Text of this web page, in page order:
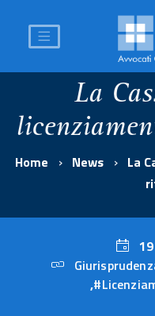
La
Home News
La
,